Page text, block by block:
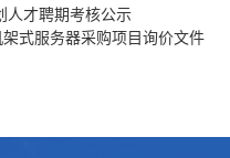
人才聘期考核公示
式服务器采购项目询价文件